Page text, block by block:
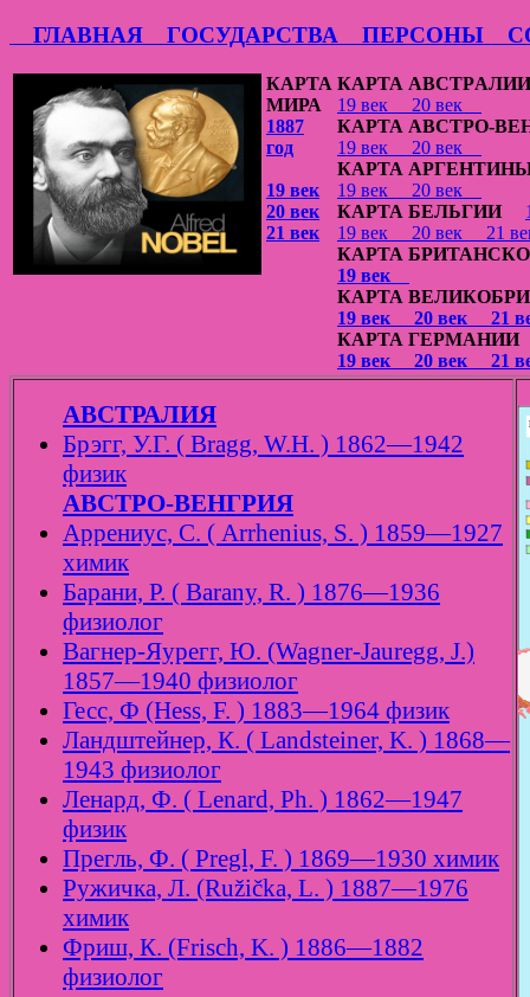
ГЛАВНАЯ ГОСУДАРСТВА ПЕРСОНЫ
КАРТА
МИРА
1887
год
19 век
20 век
21 век
КАРТА
19 век 20 век
КАРТА АВСТРО-
19 век 20 век
КАРТА
19 век 20 век
КАРТА БЕЛЬГИИ
19 век 20 век 21
КАРТА
19 век
КАРТА
19 век 20 век 21
КАРТА
19 век 20 век 21
АВСТРАЛИЯ
Брэгг, У.Г. ( Bragg, W.H. ) 1862—1942
физик
АВСТРО-ВЕНГРИЯ
Аррениус, С. ( Arrhenius, S. ) 1859—1927
химик
Барани, Р. ( Barany, R. ) 1876—1936
физиолог
Вагнер-Яурегг, Ю. (Wagner-Jauregg, J.)
1857—1940 физиолог
Гесс, Ф (Hess, F. ) 1883—1964 физик
Ландштейнер, К. ( Landsteiner, K. ) 1868—
1943 физиолог
Ленард, Ф. ( Lenard, Ph. ) 1862—1947
физик
Прегль, Ф. ( Pregl, F. ) 1869—1930 химик
Ружичка, Л. (Ružička, L. ) 1887—1976
химик
Фриш, К. (Frisch, K. ) 1886—1882
физиолог